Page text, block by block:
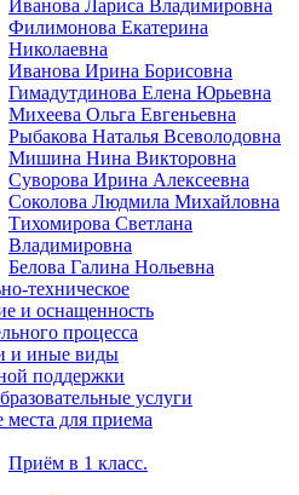
Иванова Лариса Владимировна
Филимонова Екатерина
Николаевна
Иванова Ирина Борисовна
Гимадутдинова Елена Юрьевна
Михеева Ольга Евгеньевна
Рыбакова Наталья Всеволодовна
Мишина Нина Викторовна
Суворова Ирина Алексеевна
Соколова Людмила Михайловна
Тихомирова Светлана
Владимировна
Белова Галина Нольевна
техническое
и оснащенность
процесса
и иные виды
поддержки
услуги
для приема
Приём в 1 класс.